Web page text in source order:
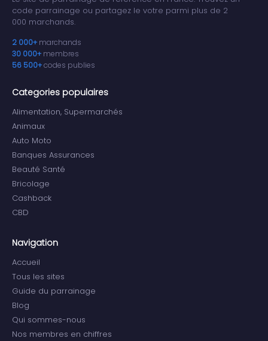
code parrainage ou partagez le votre parmi plus de 2
000 marchands.
2 000+ marchands
30 000+ membres
56 500+codes publies
Categories populaires
Alimentation, Supermarchés
Animaux
Auto Moto
Banques Assurances
Beauté Santé
Bricolage
Cashback
CBD
Navigation
Accueil
Tous les sites
Guide du parrainage
Blog
Qui sommes-nous
Nos membres en chiffres